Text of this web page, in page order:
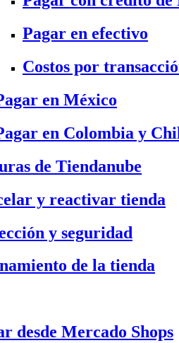
Pagar en efectivo
Costos por
en México
en Colombia y
de Tiendanube
y reactivar tienda
y seguridad
de la tienda
desde Mercado Shops